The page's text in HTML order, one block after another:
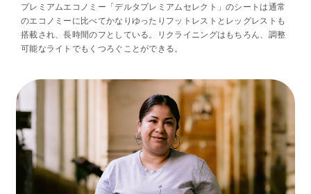
プレミアムエコノミー「デルタプレミアムセレクト」のシートは通常
のエコノミーに比べてかなりゆったりフットレストとレッグレストも
搭載され、長時間のフとしている。リクライニングはもちろん、調整
可能なライトでもくつろぐことができる。